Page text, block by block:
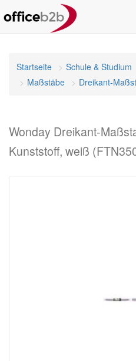
Startseite Schule & Studium
Maßstäbe
Dreikant-
Wonday Dreikant-
Kunststoff, weiß